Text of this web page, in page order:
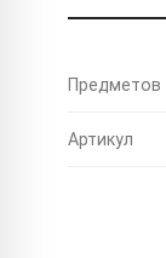
Предметов
Артикул